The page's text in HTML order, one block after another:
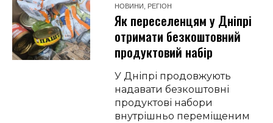
НОВИНИ
РЕГІОН
Як переселенцям у Дніпрі
отримати безкоштовний
продуктовий набір
У Дніпрі продовжують
надавати безкоштовні
продуктові набори
внутрішньо переміщеним